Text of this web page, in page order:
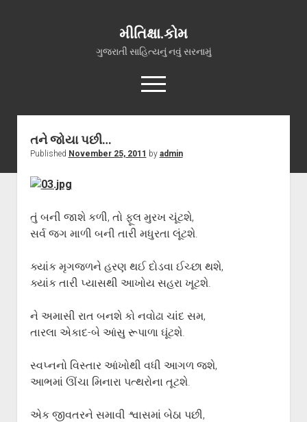
મીતિક્ષા.કોમ
ગુજરાતી સાહિત્યનું નવું સરનામું
open
menu
સ્વાગત
ગુજરાતી ગઝલો
અન્ય રચનાઓ
વધુ માહિતી
open
menu
ગુજરાતી સાહિત્ય-જગત
આપના પ્રતિભાવો
આપની રચનાઓ
તને જોયા પછી…
Published November 25, 2011 by admin
તું બની જાશે કળી, તો ફૂલ મુરખ ચૂંટશે,
સર્વ જગ માળી બની તારી મધુરતા લૂંટશે.
ક્યાંક મૃગજળને હરણ થઈ દોડવા ઈચ્છા થશે,
ક્યાંક તારી પ્યાસથી આખોય સહરા ખૂટશે.
ને અમાસી રાત બનશે કો નવોઢા ચાંદ સમ,
તારલા એકાદ-બે આંસુ રૂપાળા ઘૂંટશે.
સ્વપ્નનો વિસ્તાર આંખોથી વધી આગળ જશે,
આભમાં ઊંચા મિનારા પત્થરોના તૂટશે.
એક જીવતરને સમાવી શ્વાસમાં બેઠા પછી,